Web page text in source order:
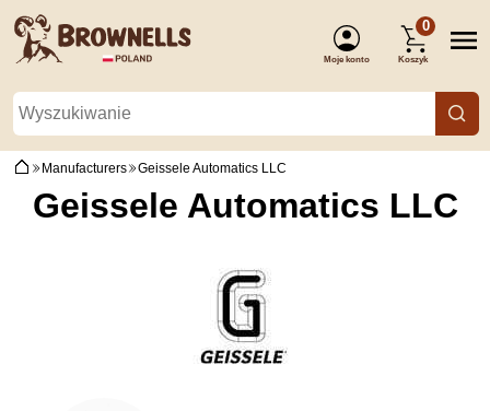
Moje konto
0
Koszyk
Manufacturers Geissele Automatics LLC
Geissele Automatics LLC